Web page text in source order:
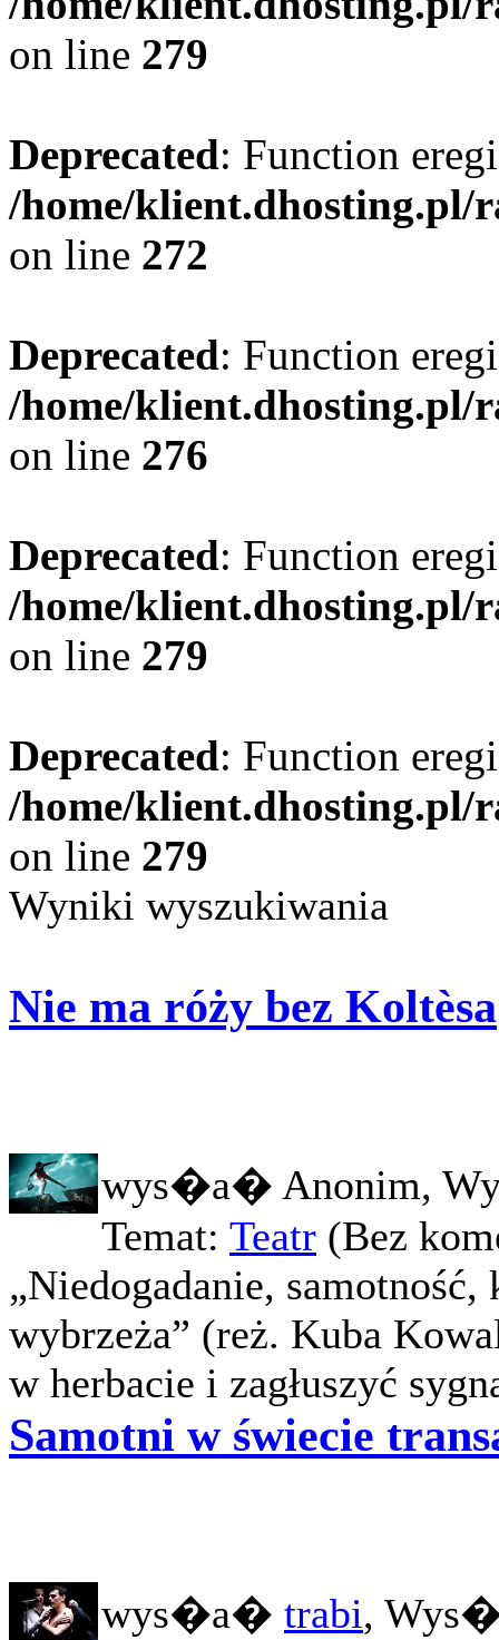
on line 279
Deprecated: Function
/home/klient.dhosting.pl/
on line 272
Deprecated: Function
/home/klient.dhosting.pl/
on line 276
Deprecated: Function
/home/klient.dhosting.pl/
on line 279
Deprecated: Function
/home/klient.dhosting.pl/
on line 279
Wyniki wyszukiwania
Nie ma róży bez Koltèsa
wys�a� Anonim,
Temat: Teatr (Bez
„Niedogadanie,
wybrzeża” (reż. Kuba
w herbacie i zagłuszyć
Samotni w świecie
wys�a� trabi,